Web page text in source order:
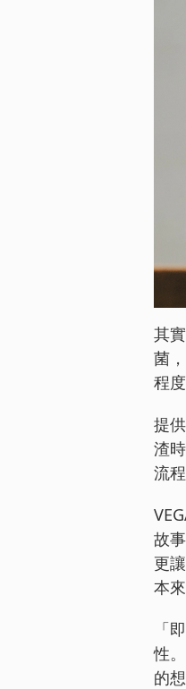
其
菌
程
提
渣
流
故
更
本
「
性
的想